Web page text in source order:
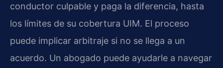
conductor culpable y paga la diferencia, hasta
los límites de su cobertura UIM. El proceso
puede implicar arbitraje si no se llega a un
acuerdo. Un abogado puede ayudarle a navegar